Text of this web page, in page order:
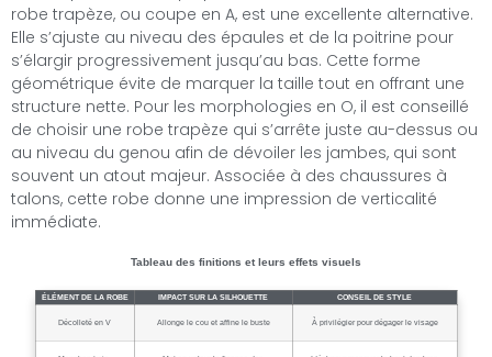
robe trapèze, ou coupe en A, est une excellente alternative.
Elle s’ajuste au niveau des épaules et de la poitrine pour
s’élargir progressivement jusqu’au bas. Cette forme
géométrique évite de marquer la taille tout en offrant une
structure nette. Pour les morphologies en O, il est conseillé
de choisir une robe trapèze qui s’arrête juste au-dessus ou
au niveau du genou afin de dévoiler les jambes, qui sont
souvent un atout majeur. Associée à des chaussures à
talons, cette robe donne une impression de verticalité
immédiate.
Tableau des finitions et leurs effets visuels
ÉLÉMENT DE LA ROBE IMPACT SUR LA SILHOUETTE CONSEIL DE STYLE
Décolleté en V Allonge le cou et affine le buste À privilégier pour dégager le visage